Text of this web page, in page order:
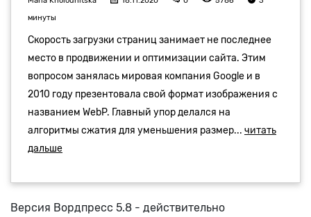
Версия Вордпресс 5.8 - действительно